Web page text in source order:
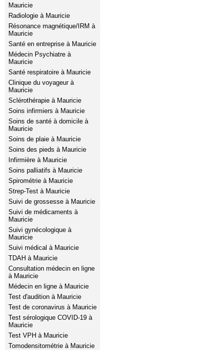
Mauricie
Radiologie à Mauricie
Résonance magnétique/IRM à
Mauricie
Santé en entreprise à Mauricie
Médecin Psychiatre à
Mauricie
Santé respiratoire à Mauricie
Clinique du voyageur à
Mauricie
Sclérothérapie à Mauricie
Soins infirmiers à Mauricie
Soins de santé à domicile à
Mauricie
Soins de plaie à Mauricie
Soins des pieds à Mauricie
Infirmière à Mauricie
Soins palliatifs à Mauricie
Spirométrie à Mauricie
Strep-Test à Mauricie
Suivi de grossesse à Mauricie
Suivi de médicaments à
Mauricie
Suivi gynécologique à
Mauricie
Suivi médical à Mauricie
TDAH à Mauricie
Consultation médecin en ligne
à Mauricie
Médecin en ligne à Mauricie
Test d'audition à Mauricie
Test de coronavirus à Mauricie
Test sérologique COVID-19 à
Mauricie
Test VPH à Mauricie
Tomodensitométrie à Mauricie